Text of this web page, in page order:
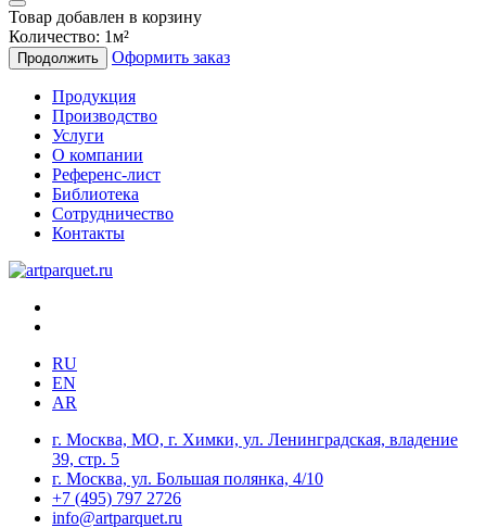
Товар добавлен в корзину
Количество: 1м²
Продолжить Оформить заказ
Продукция
Производство
Услуги
О компании
Референс-лист
Библиотека
Сотрудничество
Контакты
RU
EN
AR
г. Москва, МО, г. Химки, ул. Ленинградская, владение
39, стр. 5
г. Москва, ул. Большая полянка, 4/10
+7 (495) 797 2726
info@artparquet.ru